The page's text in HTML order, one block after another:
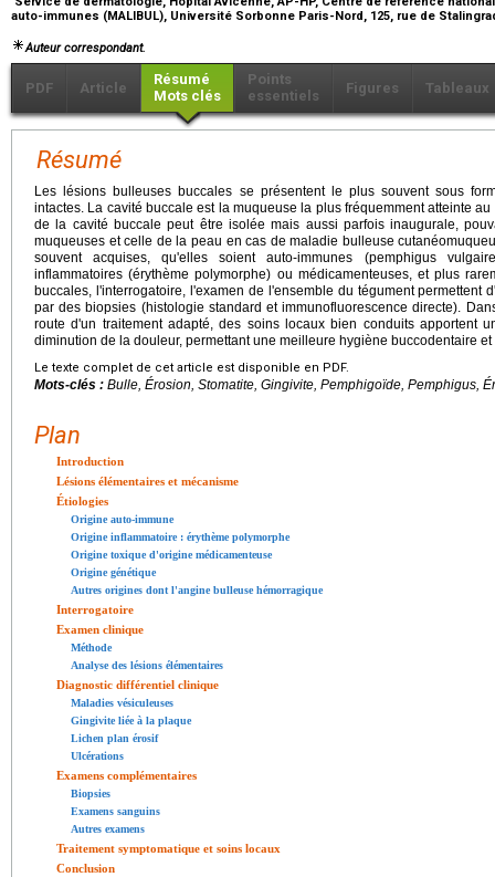
auto-immunes (MALIBUL), Université Sorbonne Paris-Nord, 125, rue de
Auteur correspondant.
PDF Article
Résumé
Mots clés
Points
essentiels
Figures Tableaux
Résumé
Les lésions bulleuses buccales se présentent le plus souvent sous
intactes. La cavité buccale est la muqueuse la plus fréquemment atteinte
de la cavité buccale peut être isolée mais aussi parfois inaugurale,
muqueuses et celle de la peau en cas de maladie bulleuse
souvent acquises, qu'elles soient auto-immunes (pemphigus
inflammatoires (érythème polymorphe) ou médicamenteuses, et plus
buccales, l'interrogatoire, l'examen de l'ensemble du tégument permettent
par des biopsies (histologie standard et immunofluorescence directe).
route d'un traitement adapté, des soins locaux bien conduits apportent
diminution de la douleur, permettant une meilleure hygiène buccodentaire
Le texte complet de cet article est disponible en PDF.
Mots-clés : Bulle, Érosion, Stomatite, Gingivite, Pemphigoïde, Pemphigus,
Plan
Introduction
Lésions élémentaires et mécanisme
Étiologies
Origine auto-immune
Origine inflammatoire : érythème polymorphe
Origine toxique d'origine médicamenteuse
Origine génétique
Autres origines dont l'angine bulleuse hémorragique
Interrogatoire
Examen clinique
Méthode
Analyse des lésions élémentaires
Diagnostic différentiel clinique
Maladies vésiculeuses
Gingivite liée à la plaque
Lichen plan érosif
Ulcérations
Examens complémentaires
Biopsies
Examens sanguins
Autres examens
Traitement symptomatique et soins locaux
Conclusion